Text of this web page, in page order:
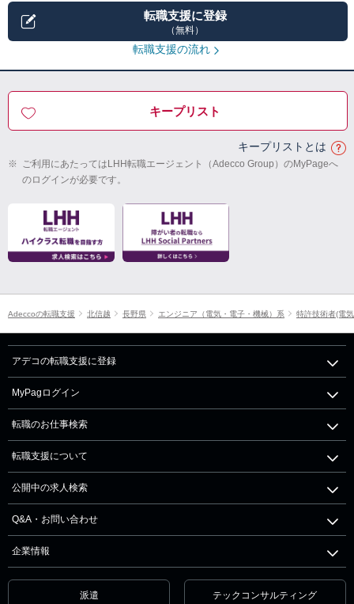
転職支援に登録
（無料）
転職支援の流れ
キープリスト
キープリストとは
※ ご利用にあたってはLHH転職エージェント（Adecco Group）のMyPageへ
のログインが必要です。
Adeccoの転職支援 北信越 長野県 エンジニア（電気・電子・機械）系 特許技術者(電
アデコの転職支援に登録
MyPagログイン
転職のお仕事検索
転職支援について
公開中の求人検索
Q&A・お問い合わせ
企業情報
派遣 テックコンサルティング